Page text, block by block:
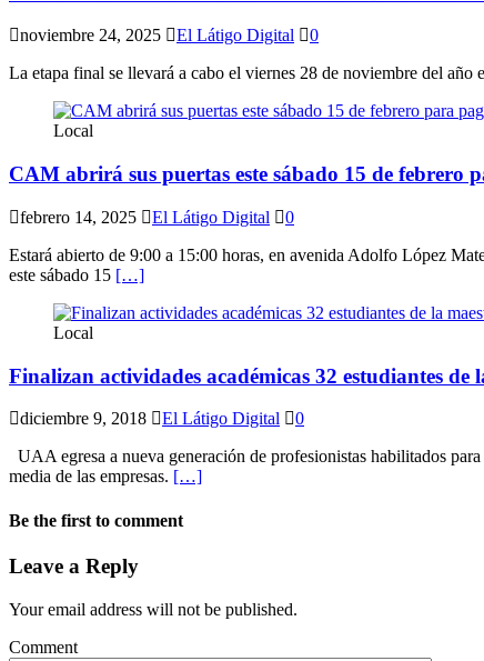
noviembre 24, 2025 El Látigo Digital
0
La etapa final se llevará a cabo el viernes 28 de noviembre del
Local
CAM abrirá sus puertas este sábado 15 de febrero
febrero 14, 2025 El Látigo Digital
0
Estará abierto de 9:00 a 15:00 horas, en avenida Adolfo López
este sábado 15 […]
Local
Finalizan actividades académicas 32 estudiantes
diciembre 9, 2018 El Látigo Digital
0
UAA egresa a nueva generación de profesionistas habilitados
media de las empresas. […]
Be the first to comment
Leave a Reply
Your email address will not be published.
Comment